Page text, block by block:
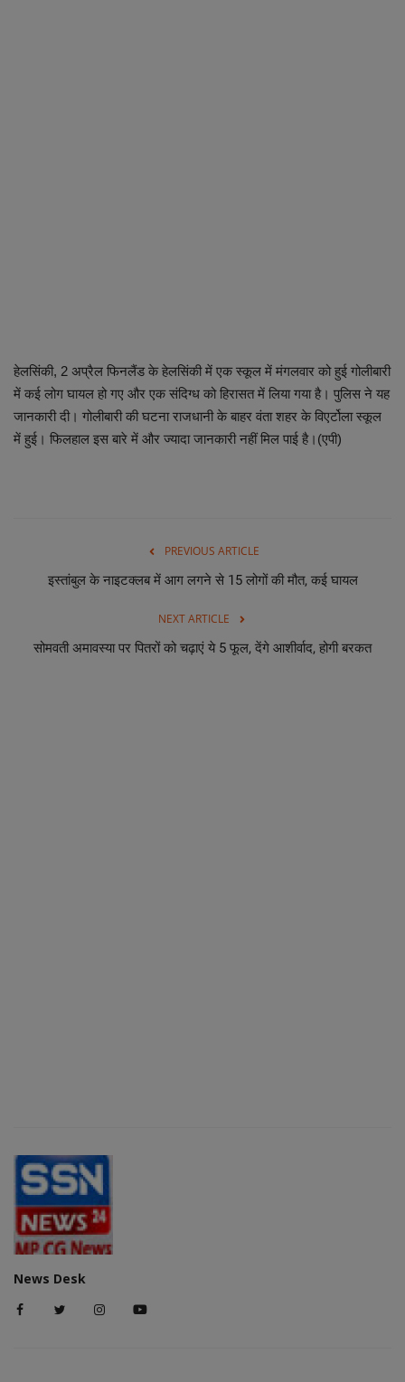
हेलसिंकी, 2 अप्रैल फिनलैंड के हेलसिंकी में एक स्कूल में मंगलवार को हुई गोलीबारी
में कई लोग घायल हो गए और एक संदिग्ध को हिरासत में लिया गया है। पुलिस ने यह
जानकारी दी। गोलीबारी की घटना राजधानी के बाहर वंता शहर के विएर्टोला स्कूल
में हुई। फिलहाल इस बारे में और ज्यादा जानकारी नहीं मिल पाई है।(एपी)
PREVIOUS ARTICLE
इस्तांबुल के नाइटक्लब में आग लगने से 15 लोगों की मौत, कई घायल
NEXT ARTICLE
सोमवती अमावस्या पर पितरों को चढ़ाएं ये 5 फूल, देंगे आशीर्वाद, होगी बरकत
News Desk